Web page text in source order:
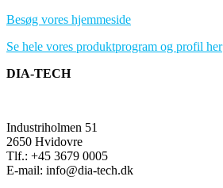
Besøg vores hjemmeside
Se hele vores produktprogram og profil her
DIA-TECH
Industriholmen 51
2650 Hvidovre
Tlf.: +45 3679 0005
E-mail: info@dia-tech.dk